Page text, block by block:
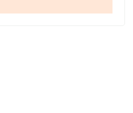
de 3; la antigüedad desde la